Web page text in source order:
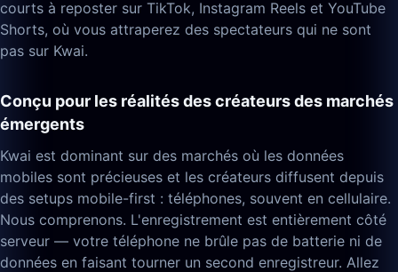
courts à reposter sur TikTok, Instagram Reels et YouTube
Shorts, où vous attraperez des spectateurs qui ne sont
pas sur Kwai.
Conçu pour les réalités des créateurs des marchés
émergents
Kwai est dominant sur des marchés où les données
mobiles sont précieuses et les créateurs diffusent depuis
des setups mobile-first : téléphones, souvent en cellulaire.
Nous comprenons. L'enregistrement est entièrement côté
serveur — votre téléphone ne brûle pas de batterie ni de
données en faisant tourner un second enregistreur. Allez